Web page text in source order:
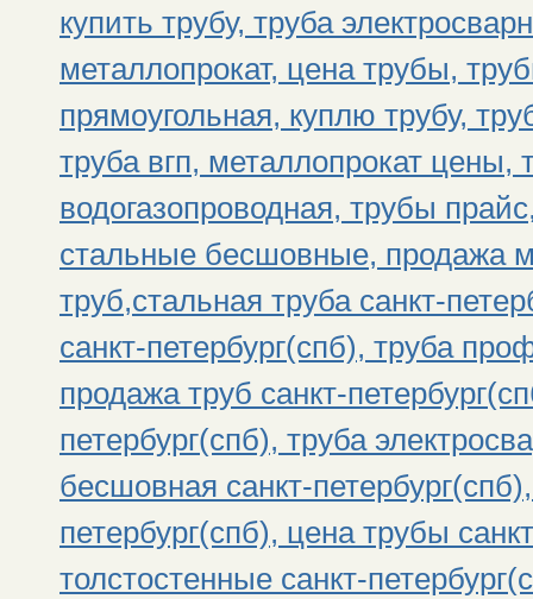
купить трубу, труба
металлопрокат, цена трубы,
прямоугольная, куплю трубу,
труба вгп, металлопрокат цены,
водогазопроводная, трубы
стальные бесшовные, продажа
труб,стальная труба санкт-
санкт-петербург(спб), труба
продажа труб санкт-
петербург(спб), труба
бесшовная санкт-
петербург(спб), цена трубы
толстостенные санкт-